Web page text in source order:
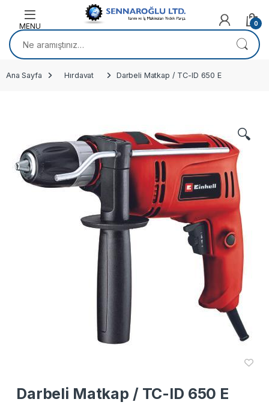
0
Ara:
Ana Sayfa Hırdavat Darbeli Matkap / TC-ID 650 E
🔍
Darbeli Matkap / TC-ID 650 E